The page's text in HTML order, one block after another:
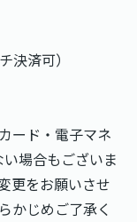
決済可）
ード・電子マネ
場合もございま
更をお願いさせ
かじめご了承く